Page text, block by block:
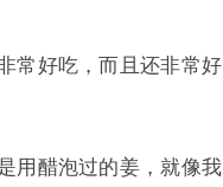
常好吃，而且还非常好
用醋泡过的姜，就像我